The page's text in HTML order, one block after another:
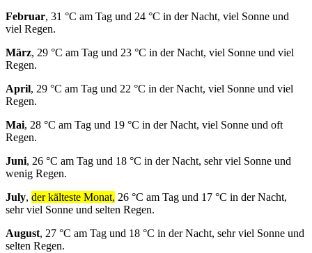
Februar, 31 °C am Tag und 24 °C in der Nacht, viel Sonne und
viel Regen.
März, 29 °C am Tag und 23 °C in der Nacht, viel Sonne und viel
Regen.
April, 29 °C am Tag und 22 °C in der Nacht, viel Sonne und viel
Regen.
Mai, 28 °C am Tag und 19 °C in der Nacht, viel Sonne und oft
Regen.
Juni, 26 °C am Tag und 18 °C in der Nacht, sehr viel Sonne und
wenig Regen.
July, der kälteste Monat, 26 °C am Tag und 17 °C in der Nacht,
sehr viel Sonne und selten Regen.
August, 27 °C am Tag und 18 °C in der Nacht, sehr viel Sonne und
selten Regen.